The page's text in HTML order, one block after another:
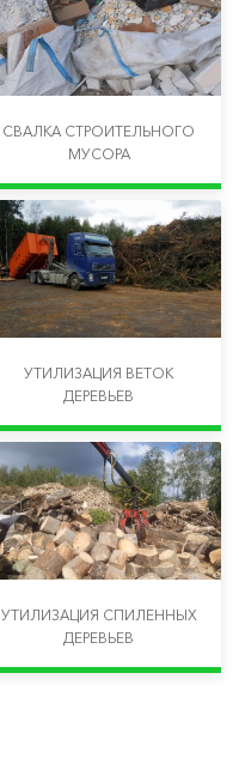
СВАЛКА СТРОИТЕЛЬНОГО
МУСОРА
УТИЛИЗАЦИЯ ВЕТОК
ДЕРЕВЬЕВ
УТИЛИЗАЦИЯ СПИЛЕННЫХ
ДЕРЕВЬЕВ